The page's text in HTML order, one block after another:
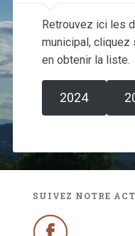
Retrouvez ici les
municipal, cliquez
en obtenir la liste.
2024
SUIVEZ NOTRE